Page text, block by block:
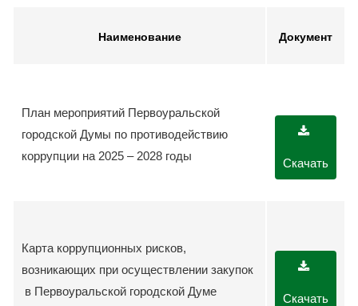
Наименование Документ
План мероприятий Первоуральской
городской Думы по противодействию
коррупции на 2025 – 2028 годы
Скачать
Карта коррупционных рисков,
возникающих при осуществлении закупок
в Первоуральской городской Думе
Скачать